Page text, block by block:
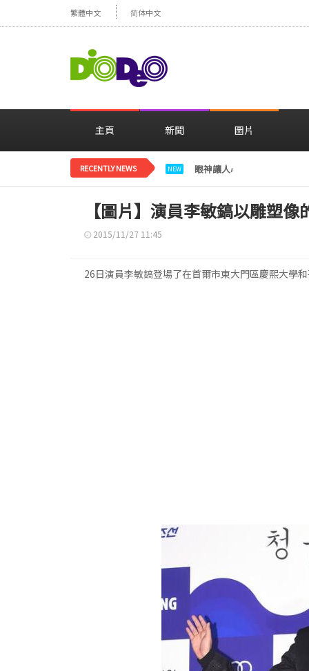
繁體中文 简体中文
主頁 新聞 圖片
RECENTLY NEWS NEW 眼神讓人心動，美貌閃耀
【圖片】演員李敏鎬以雕塑
2015/11/27 11:45
26日演員李敏鎬登場了在首爾市東大門區慶熙大學